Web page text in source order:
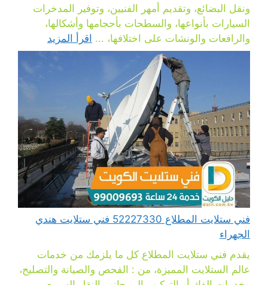
ونقل البضائع، وتقديم أمهر الفنيين، وتوفير المدخرات
السيارات بأنواعها، والسطحات بأحجامها وأشكالها،
والرافعات والونشات على اختلافها، ... اقرأ المزيد
فني ستلايت المطلاع 52227330 فني ستلايت هندي
الجهراء
يقدم فني ستلايت المطلاع كل ما يلزمك من خدمات
عالم الستلايت المميزة، من : الفحص والصيانة والتصليح،